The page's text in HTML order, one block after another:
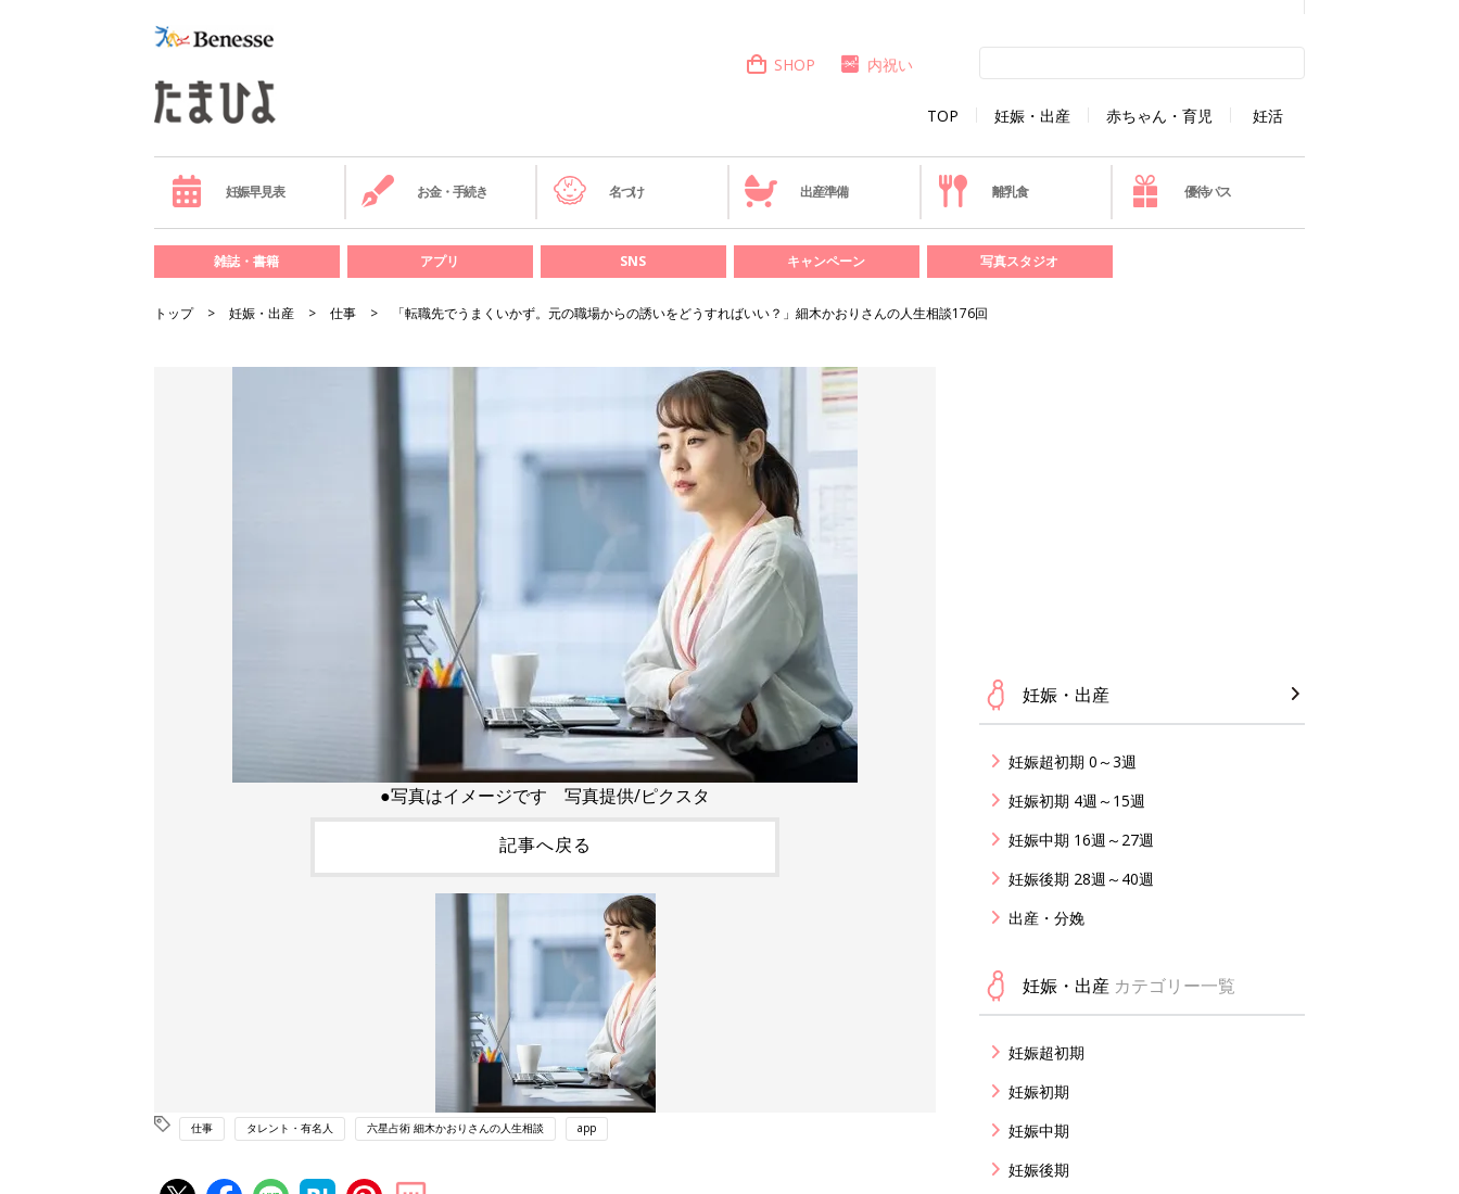
TOP 妊娠・出産 赤ちゃん・育児 妊活
SHOP 内祝い
妊娠早見表 お金・手続き 名づけ 出産準備 離乳食 優待パス
雑誌・書籍 アプリ SNS キャンペーン 写真スタジオ
トップ 妊娠・出産 仕事 「転職先でうまくいかず。元の職場からの誘いをどうすればいい？」細木かおりさんの人生相談176回
●写真はイメージです 写真提供/ピクスタ
記事へ戻る
仕事 タレント・有名人 六星占術 細木かおりさんの人生相談 app
妊娠・出産
妊娠超初期 0～3週
妊娠初期 4週～15週
妊娠中期 16週～27週
妊娠後期 28週～40週
出産・分娩
妊娠・出産 カテゴリー一覧
妊娠超初期
妊娠初期
妊娠中期
妊娠後期